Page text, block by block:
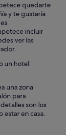
quedarte
y te gustaría
incluir
ver las
un hotel
una zona
para
son los
estar en casa.